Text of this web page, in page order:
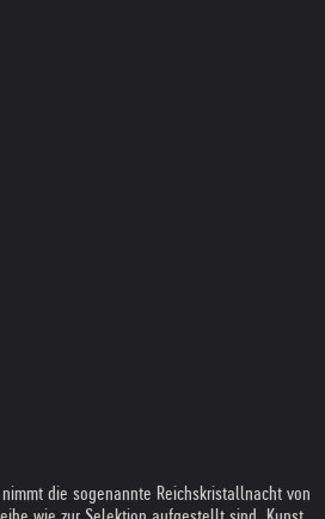
die sogenannte Reichskristallnacht von